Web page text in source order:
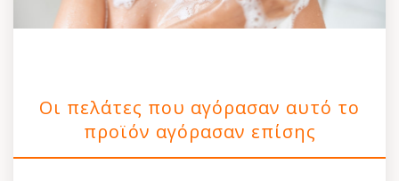
Οι πελάτες που αγόρασαν αυτό το
προϊόν αγόρασαν επίσης